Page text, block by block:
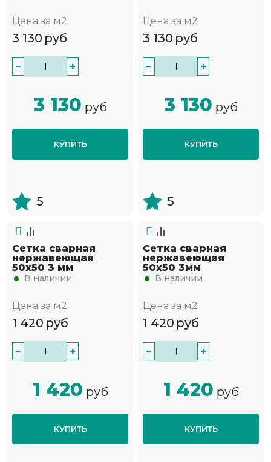
Цена за м2
3 130 руб
− +
3 130 руб
КУПИТЬ
5
Цена за м2
3 130 руб
− +
3 130 руб
КУПИТЬ
5
Сетка сварная
нержавеющая
50х50 3 мм
В наличии
Цена за м2
1 420 руб
− +
1 420 руб
КУПИТЬ
Сетка сварная
нержавеющая
50х50 3мм
В наличии
Цена за м2
1 420 руб
− +
1 420 руб
КУПИТЬ